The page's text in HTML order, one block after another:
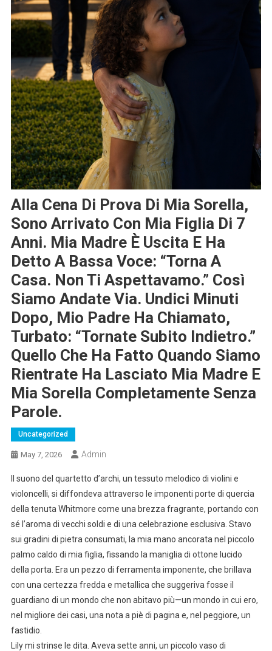
Alla Cena Di Prova Di Mia Sorella,
Sono Arrivato Con Mia Figlia Di 7
Anni. Mia Madre È Uscita E Ha
Detto A Bassa Voce: “Torna A
Casa. Non Ti Aspettavamo.” Così
Siamo Andate Via. Undici Minuti
Dopo, Mio Padre Ha Chiamato,
Turbato: “Tornate Subito Indietro.”
Quello Che Ha Fatto Quando Siamo
Rientrate Ha Lasciato Mia Madre E
Mia Sorella Completamente Senza
Parole.
Uncategorized
May 7, 2026 Admin
Il suono del quartetto d’archi, un tessuto melodico di violini e
violoncelli, si diffondeva attraverso le imponenti porte di quercia
della tenuta Whitmore come una brezza fragrante, portando con
sé l’aroma di vecchi soldi e di una celebrazione esclusiva. Stavo
sui gradini di pietra consumati, la mia mano ancorata nel piccolo
palmo caldo di mia figlia, fissando la maniglia di ottone lucido
della porta. Era un pezzo di ferramenta imponente, che brillava
con una certezza fredda e metallica che suggeriva fosse il
guardiano di un mondo che non abitavo più—un mondo in cui ero,
nel migliore dei casi, una nota a piè di pagina e, nel peggiore, un
fastidio.
Lily mi strinse le dita. Aveva sette anni, un piccolo vaso di